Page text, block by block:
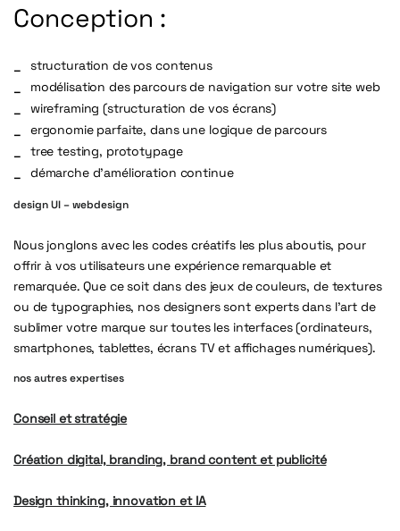
Conception :
structuration de vos contenus
modélisation des parcours de navigation sur votre site web
wireframing (structuration de vos écrans)
ergonomie parfaite, dans une logique de parcours
tree testing, prototypage
démarche d’amélioration continue
design UI – webdesign
Nous jonglons avec les codes créatifs les plus aboutis, pour
offrir à vos utilisateurs une expérience remarquable et
remarquée. Que ce soit dans des jeux de couleurs, de textures
ou de typographies, nos designers sont experts dans l’art de
sublimer votre marque sur toutes les interfaces (ordinateurs,
smartphones, tablettes, écrans TV et affichages numériques).
nos autres expertises
Conseil et stratégie
Création digital, branding, brand content et publicité
Design thinking, innovation et IA